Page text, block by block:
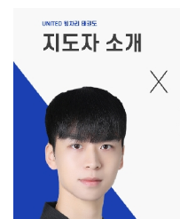
환경을 갖추고 있습니다.
아래에 여러 공모전에 출
있습니다.- 지금 하고 있
후에는 조경 설계사무소
디자인을 실무적으로 경
운영하고 있는 청소업 창
분들이 산업디자인과와
있었는지 궁금해하십니
있다고 생각합니다. 현재